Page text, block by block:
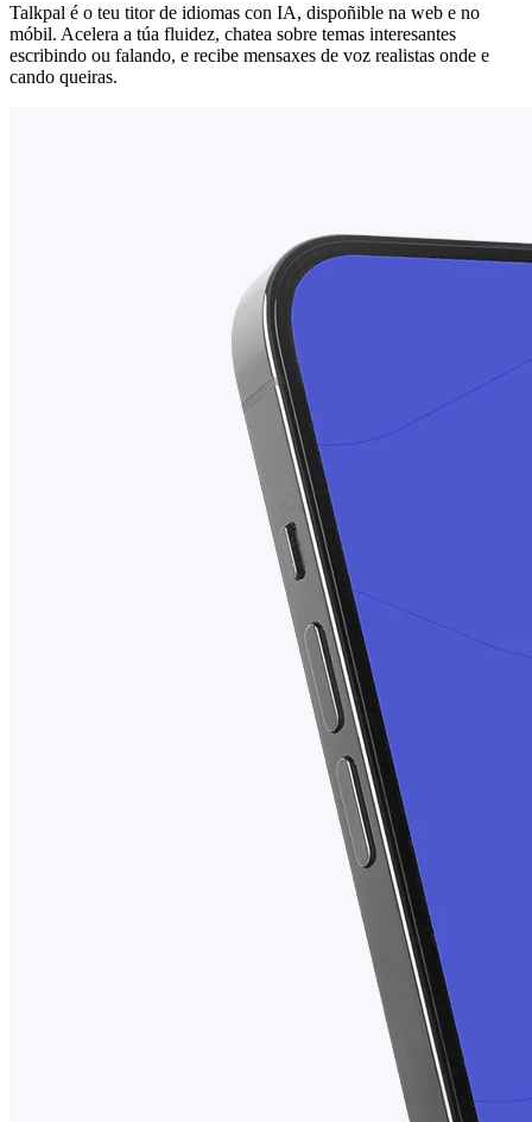
Talkpal é o teu titor de idiomas con IA, dispoñible na web e no
móbil. Acelera a túa fluidez, chatea sobre temas interesantes
escribindo ou falando, e recibe mensaxes de voz realistas onde e
cando queiras.